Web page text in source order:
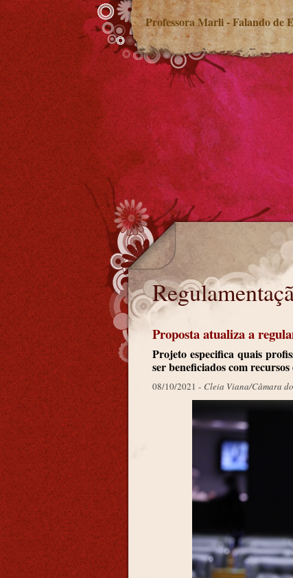
Professora Marli - Falando de
Regulamentação do Fundeb permanente
Proposta atualiza a
Projeto especifica quais
ser beneficiados com
08/10/2021 - Cleia Viana/Câmara